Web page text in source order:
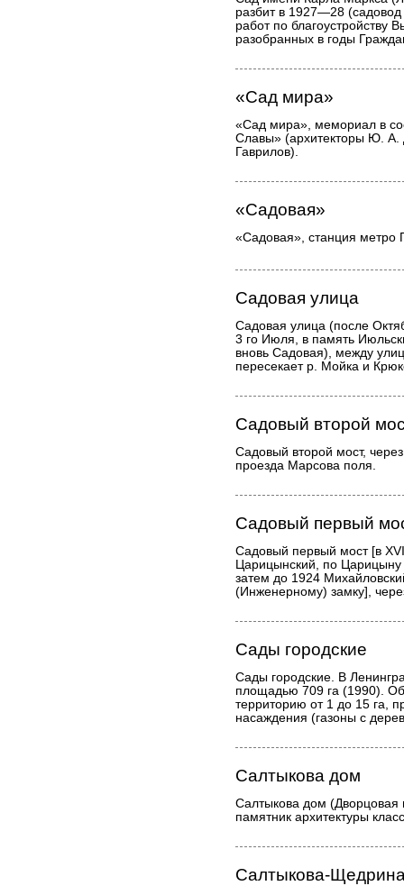
разбит в 1927—28
работ по благоустройству
разобранных в годы
«Сад мира»
«Сад мира», мемориал в
Славы» (архитекторы Ю. А.
Гаврилов).
«Садовая»
«Садовая», станция метро
Садовая улица
Садовая улица (после
3 го Июля, в память
вновь Садовая), между
пересекает р. Мойка и
Садовый второй
Садовый второй мост,
проезда Марсова поля.
Садовый первый
Садовый первый мост [в
Царицынский, по
затем до 1924
(Инженерному) замку],
Сады городские
Сады городские. В
площадью 709 га (1990).
территорию от 1 до 15 га,
насаждения (газоны с
Салтыкова дом
Салтыкова дом (Дворцовая
памятник архитектуры
Салтыкова-